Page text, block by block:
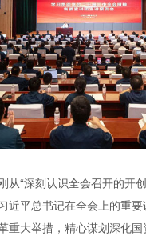
“深刻认识全会召开的开
近平总书记在全会上的重
重大举措，精心谋划深化